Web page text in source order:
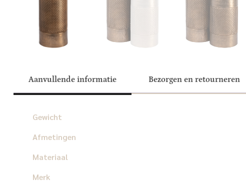
Aanvullende informatie Bezorgen en retourneren
Gewicht
Afmetingen
Materiaal
Merk